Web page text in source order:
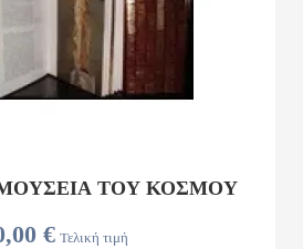
€ Τελική τιμή
ΤΟΥ ΚΟΣΜΟΥ